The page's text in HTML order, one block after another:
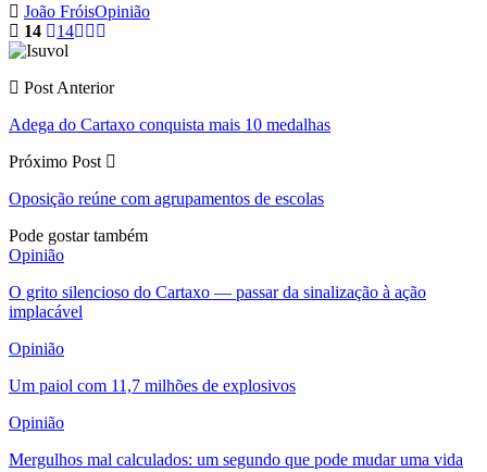
João FróisOpinião
14
14
Post Anterior
Adega do Cartaxo conquista mais 10 medalhas
Próximo Post
Oposição reúne com agrupamentos de escolas
Pode gostar também
Opinião
O grito silencioso do Cartaxo — passar da sinalização à ação
implacável
Opinião
Um paiol com 11,7 milhões de explosivos
Opinião
Mergulhos mal calculados: um segundo que pode mudar uma vida